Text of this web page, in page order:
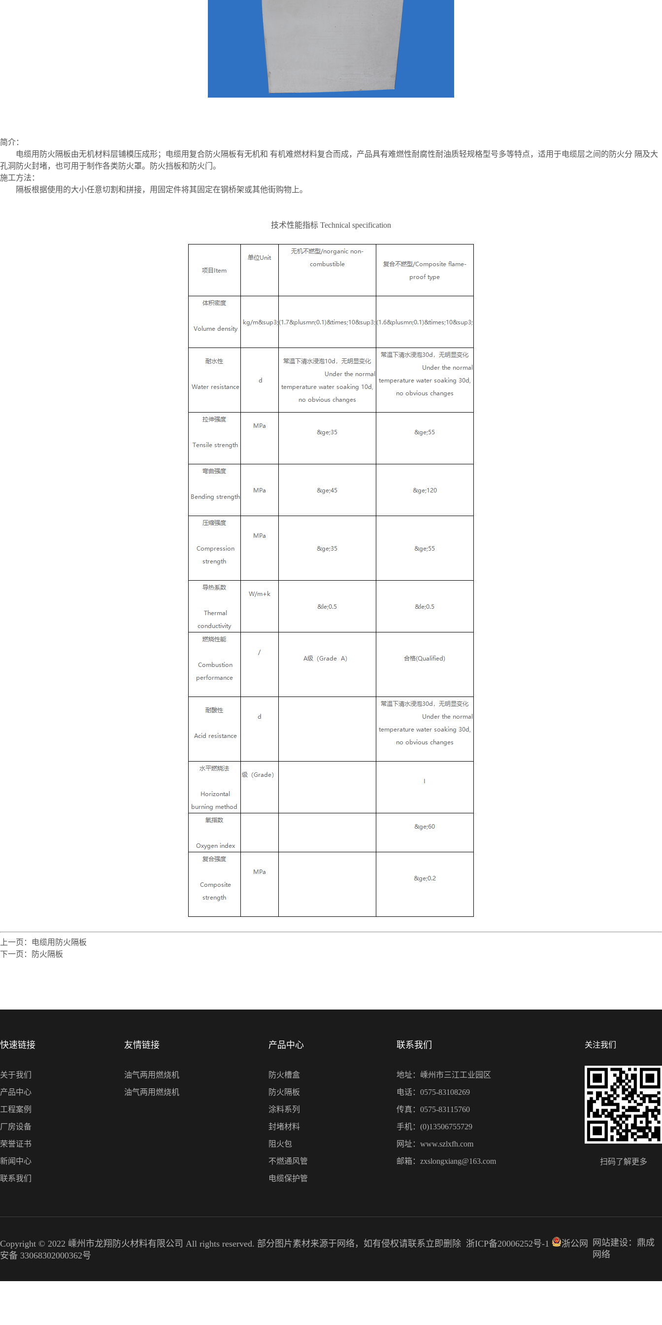
简介：
电缆用防火隔板由无机材料层铺模压成形；电缆用复合防火隔板有无机和 有机难燃材料复合而成，产品具有难燃性耐腐性耐油质轻规格型号多等特点，适用于电缆层之间的防火分 隔及大
孔洞防火封堵，也可用于制作各类防火罩。防火挡板和防火门。
施工方法：
隔板根据使用的大小任意切割和拼接，用固定件将其固定在钢桥架或其他街购物上。
技术性能指标 Technical specification
上一页：
电缆用防火隔板
下一页：
防火隔板
快速链接
关于我们
产品中心
工程案例
厂房设备
荣誉证书
新闻中心
联系我们
友情链接
油气两用燃烧机
油气两用燃烧机
产品中心
防火槽盒
防火隔板
涂料系列
封堵材料
阻火包
不燃通风管
电缆保护管
联系我们
地址：嵊州市三江工业园区
电话：0575-83108269
传真：0575-83115760
手机：(0)13506755729
网址：www.szlxfh.com
邮箱：zxslongxiang@163.com
关注我们
扫码了解更多
Copyright © 2022 嵊州市龙翔防火材料有限公司 All rights reserved. 部分图片素材来源于网络，如有侵权请联系立即删除 浙ICP备20006252号-1
浙公网
安备 33068302000362号
网站建设：鼎成
网络